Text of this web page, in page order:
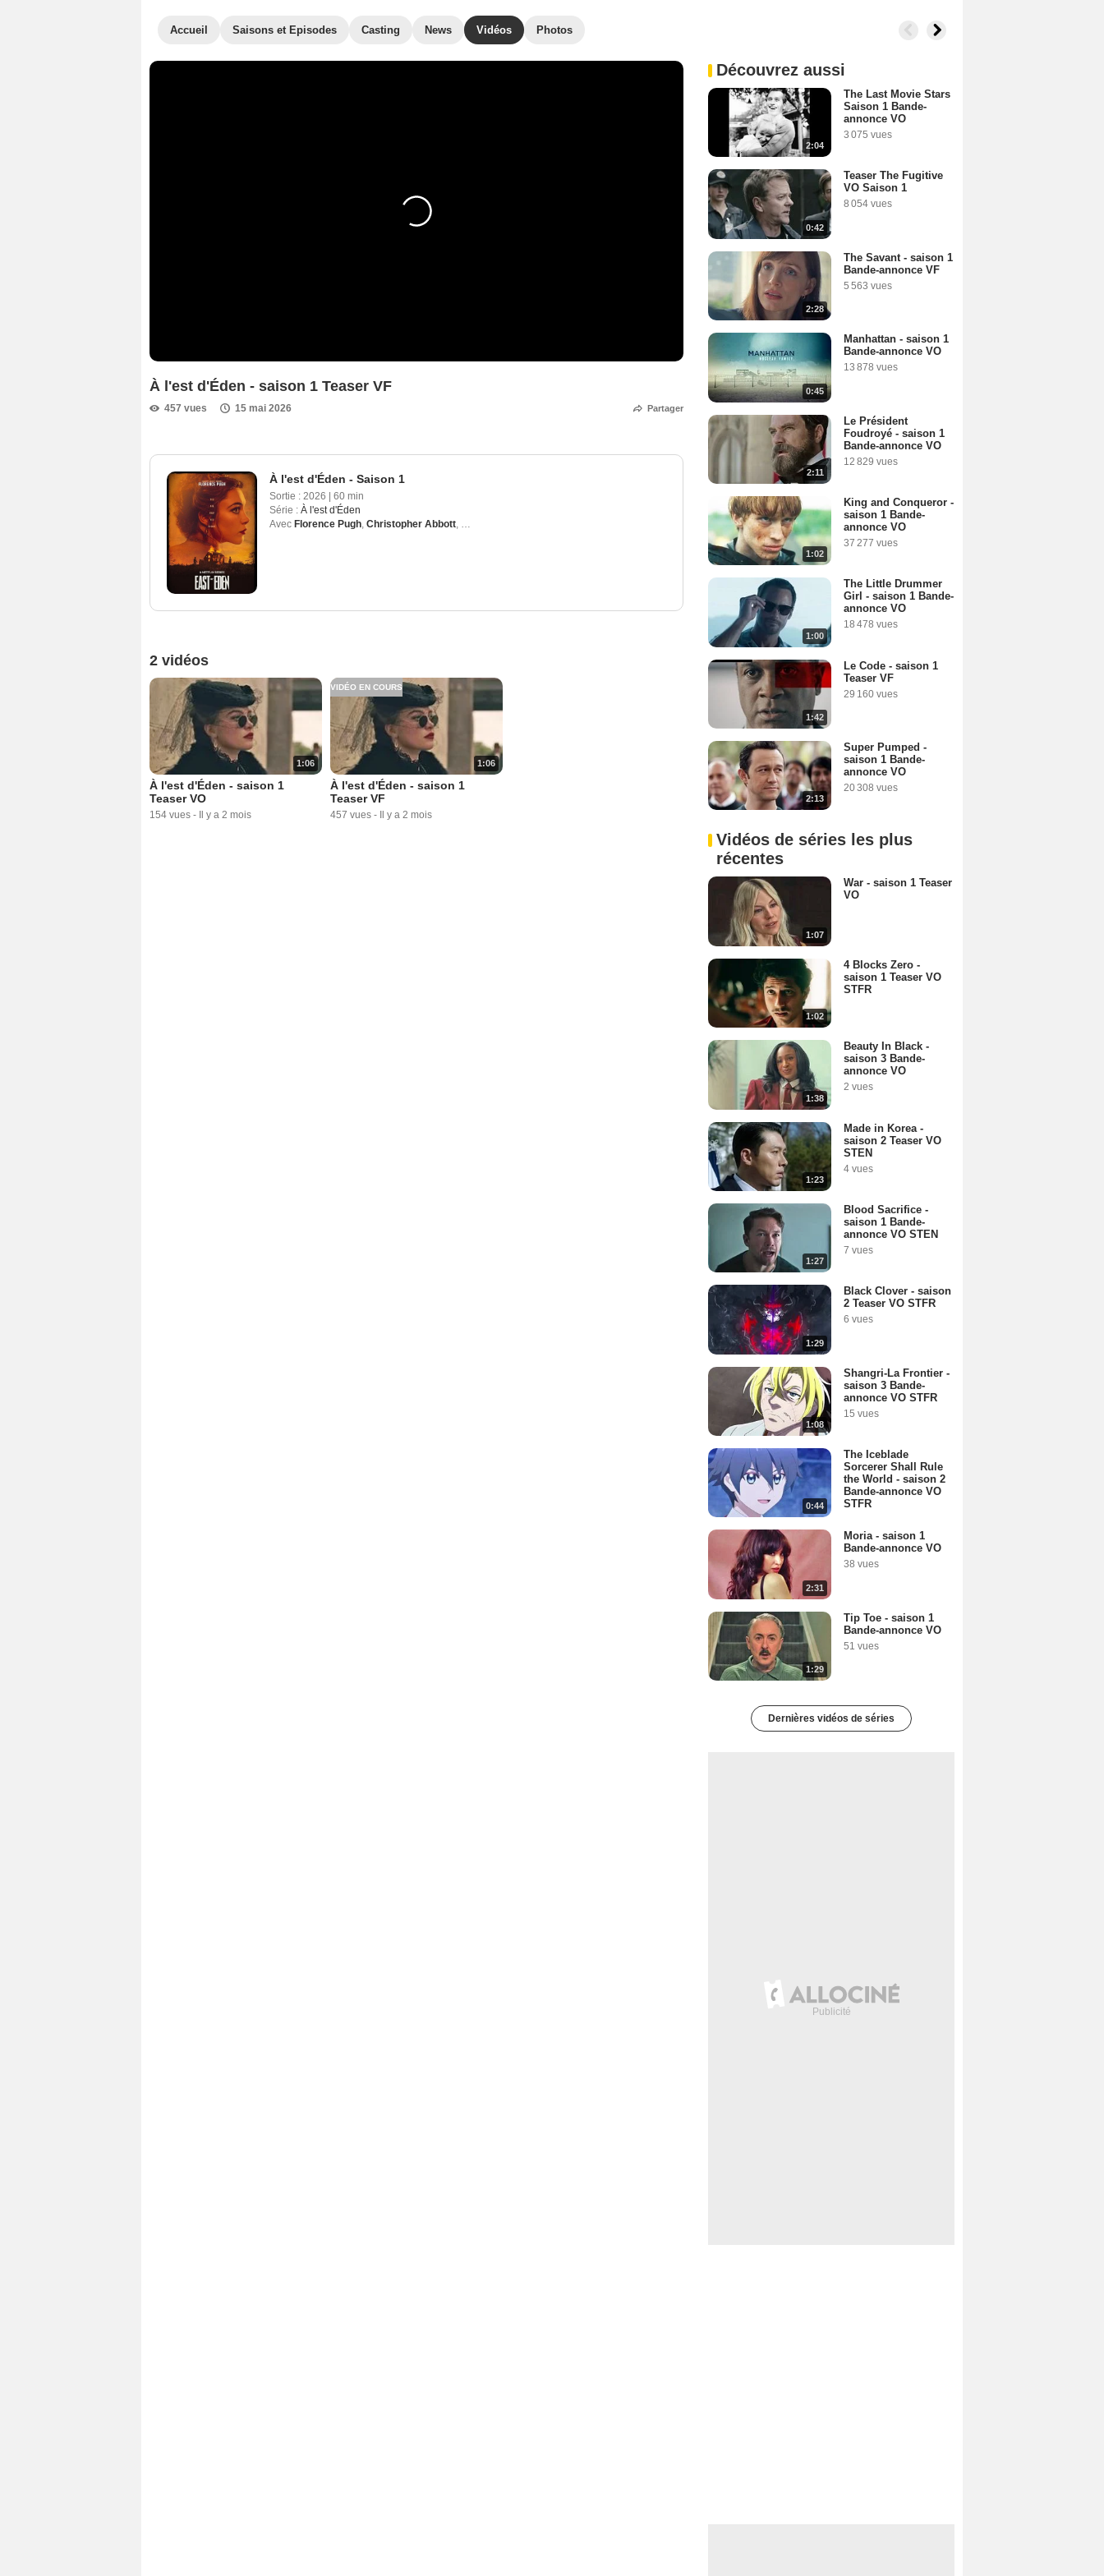
Accueil Saisons et Episodes Casting News Vidéos Photos
À l'est d'Éden - saison 1 Teaser VF
457 vues 15 mai 2026 Partager
À l'est d'Éden - Saison 1
Sortie : 2026
60 min
Série : À l'est d'Éden
Avec Florence Pugh, Christopher Abbott, Mike Faist
2 vidéos
1:06
À l'est d'Éden - saison 1
Teaser VO
154 vues - Il y a 2 mois
1:06
VIDÉO EN COURS
À l'est d'Éden - saison 1
Teaser VF
457 vues - Il y a 2 mois
Découvrez aussi
2:04
The Last Movie Stars
Saison 1 Bande-
annonce VO
3 075 vues
0:42
Teaser The Fugitive
VO Saison 1
8 054 vues
2:28
The Savant - saison 1
Bande-annonce VF
5 563 vues
0:45
Manhattan - saison 1
Bande-annonce VO
13 878 vues
2:11
Le Président
Foudroyé - saison 1
Bande-annonce VO
12 829 vues
1:02
King and Conqueror -
saison 1 Bande-
annonce VO
37 277 vues
1:00
The Little Drummer
Girl - saison 1 Bande-
annonce VO
18 478 vues
1:42
Le Code - saison 1
Teaser VF
29 160 vues
2:13
Super Pumped -
saison 1 Bande-
annonce VO
20 308 vues
Vidéos de séries les plus
récentes
1:07
War - saison 1 Teaser
VO
1:02
4 Blocks Zero -
saison 1 Teaser VO
STFR
1:38
Beauty In Black -
saison 3 Bande-
annonce VO
2 vues
1:23
Made in Korea -
saison 2 Teaser VO
STEN
4 vues
1:27
Blood Sacrifice -
saison 1 Bande-
annonce VO STEN
7 vues
1:29
Black Clover - saison
2 Teaser VO STFR
6 vues
1:08
Shangri-La Frontier -
saison 3 Bande-
annonce VO STFR
15 vues
0:44
The Iceblade
Sorcerer Shall Rule
the World - saison 2
Bande-annonce VO
STFR
2:31
Moria - saison 1
Bande-annonce VO
38 vues
1:29
Tip Toe - saison 1
Bande-annonce VO
51 vues
Dernières vidéos de séries